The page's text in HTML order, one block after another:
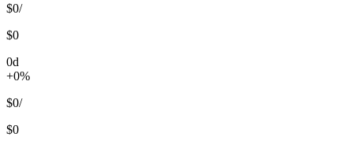
$0/
$0
0d
+0%
$0/
$0